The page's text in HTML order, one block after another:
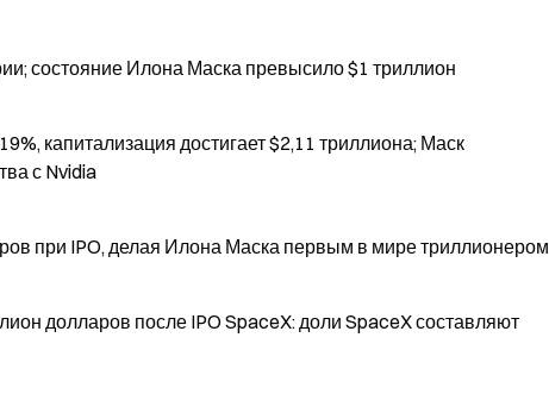
состояние Илона Маска превысило $1 триллион
капитализация достигает $2,11 триллиона; Маск
с Nvidia
при IPO, делая Илона Маска первым в мире триллионером
долларов после IPO SpaceX: доли SpaceX составляют